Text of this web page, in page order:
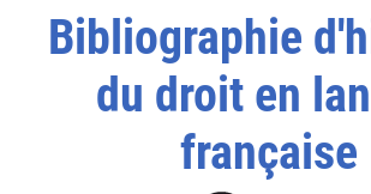
Bibliographie
du droit en
française